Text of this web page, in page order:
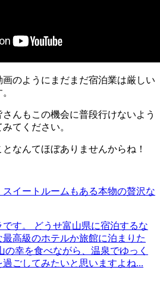
のようにまだまだ宿泊業は厳しい
んもこの機会に普段行けないよう
てください。
なんてほぼありませんからね！
スイートルームもある本物の贅沢な
す。 どうせ富山県に宿泊するな
高級のホテルか旅館に泊まりた
の幸を食べながら、温泉でゆっく
ごしてみたいと思いますよね...